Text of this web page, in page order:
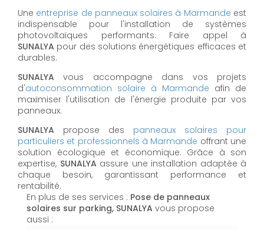
Une entreprise de panneaux solaires à Marmande est
indispensable pour l'installation de systèmes
photovoltaïques performants. Faire appel à
SUNALYA pour des solutions énergétiques efficaces et
durables.
SUNALYA vous accompagne dans vos projets
d'autoconsommation solaire à Marmande afin de
maximiser l'utilisation de l'énergie produite par vos
panneaux.
SUNALYA propose des panneaux solaires pour
particuliers et professionnels à Marmande offrant une
solution écologique et économique. Grâce à son
expertise, SUNALYA assure une installation adaptée à
chaque besoin, garantissant performance et
rentabilité.
En plus de ses services : Pose de panneaux
solaires sur parking, SUNALYA vous propose
aussi :